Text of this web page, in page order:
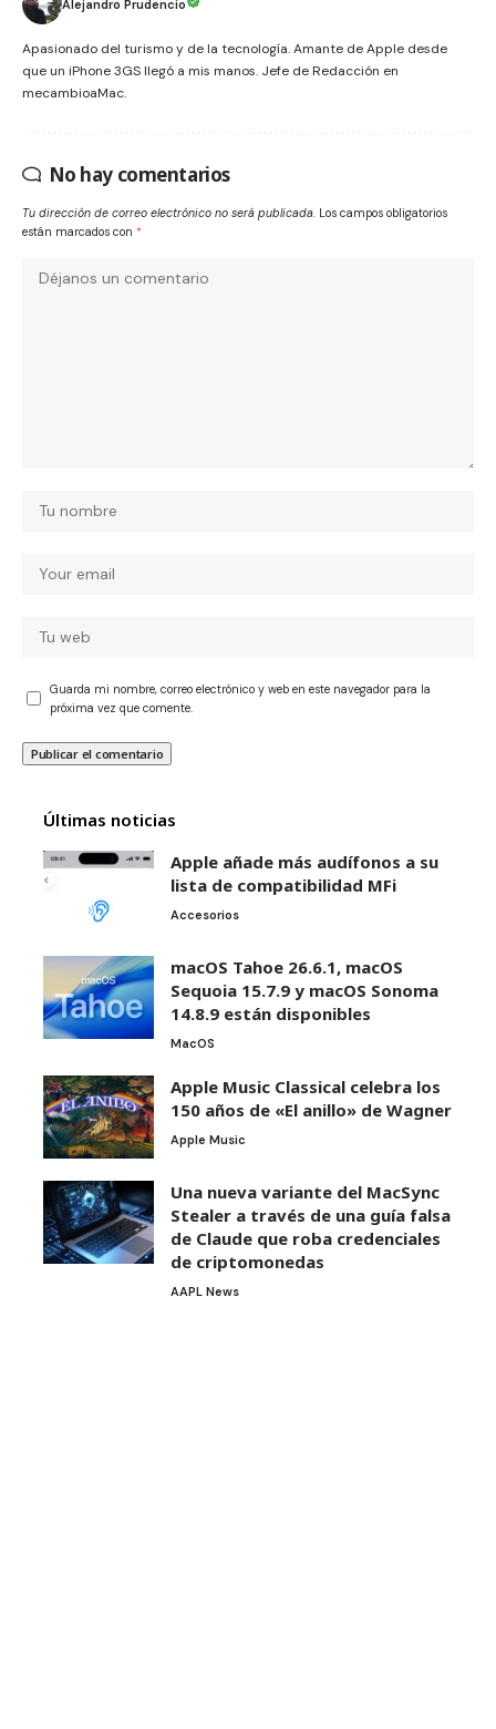
Alejandro Prudencio
Apasionado del turismo y de la tecnología. Amante de Apple desde
que un iPhone 3GS llegó a mis manos. Jefe de Redacción en
mecambioaMac.
No hay comentarios
Tu dirección de correo electrónico no será publicada. Los campos obligatorios
están marcados con *
Guarda mi nombre, correo electrónico y web en este navegador para la
próxima vez que comente.
Últimas noticias
Apple añade más audífonos a su
lista de compatibilidad MFi
Accesorios
macOS Tahoe 26.6.1, macOS
Sequoia 15.7.9 y macOS Sonoma
14.8.9 están disponibles
MacOS
Apple Music Classical celebra los
150 años de «El anillo» de Wagner
Apple Music
Una nueva variante del MacSync
Stealer a través de una guía falsa
de Claude que roba credenciales
de criptomonedas
AAPL News